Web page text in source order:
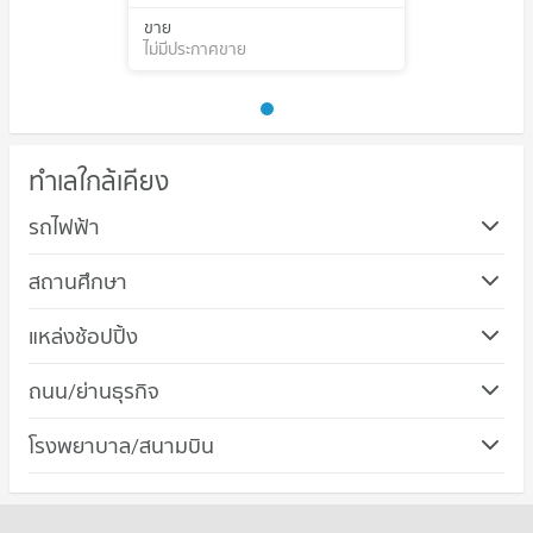
ขาย
ไม่มีประกาศขาย
ทำเลใกล้เคียง
รถไฟฟ้า
สถานศึกษา
คอนโด ม.ศิลปากร พระราชวังสนามจันทร์
คอนโดให้เช่า ม.ศิลปากร พระราชวังสนามจันทร์
ขายคอนโด ม.ศิลปากร พระราชวังสนามจันทร์
แหล่งช้อปปิ้ง
คอนโด เทสโก้โลตัส นครปฐม
คอนโดให้เช่า เทสโก้โลตัส นครปฐม
ถนน/ย่านธุรกิจ
คอนโด พระปฐมเจดีย์
คอนโดให้เช่า พระปฐมเจดีย์
โรงพยาบาล/สนามบิน
คอนโด รพ.สินแพทย์ นครปฐม